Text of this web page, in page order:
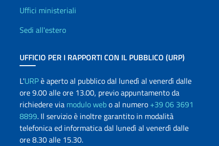
Uffici e Rete diplomatica
Uffici ministeriali
Sedi all'estero
UFFICIO PER I RAPPORTI CON IL PUBBLICO (URP)
L'URPè aperto al pubblico dal lunedì al venerdì dalle
ore 9.00 alle ore 13.00, previo appuntamento da
richiedere via modulo webo al numero +39 06 3691
8899. Il servizio è inoltre garantito in modalità
telefonica ed informatica dal lunedì al venerdì dalle
ore 8.30 alle 15.30.